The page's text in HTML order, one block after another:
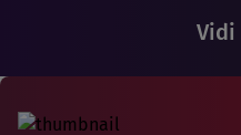
Vidi